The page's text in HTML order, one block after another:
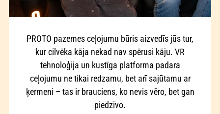
PROTO pazemes ceļojumu būris aizvedīs jūs tur,
kur cilvēka kāja nekad nav spērusi kāju. VR
tehnoloģija un kustīga platforma padara
ceļojumu ne tikai redzamu, bet arī sajūtamu ar
ķermeni – tas ir brauciens, ko nevis vēro, bet gan
piedzīvo.